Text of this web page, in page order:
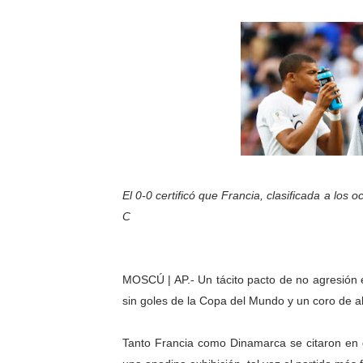
Gobierno bolivariano
Niños merideños
Hospital universitario
Instituto Nacional de
Corposalud inició talleres
Fortaleciendo la
Campo Elías consolida
Fundecem inició con
El 0-0 certificó que Francia, clasificada a los
C
MOSCÚ | AP.- Un tácito pacto de no
sin goles de la Copa del Mundo y un coro de
Tanto Francia como Dinamarca se citaron